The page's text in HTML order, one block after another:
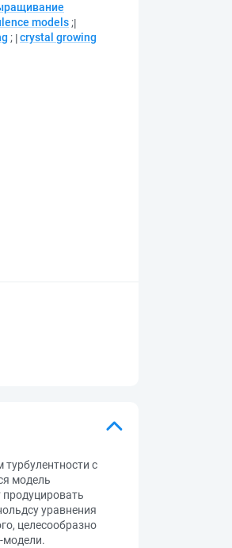
models ;
; crystal growing
с
модель
уравнения
целесообразно
модели.